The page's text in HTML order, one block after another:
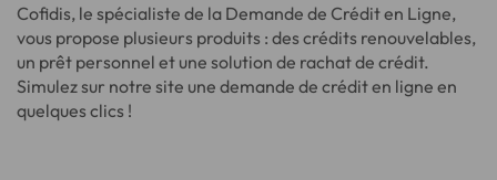
Cofidis, le spécialiste de la Demande de Crédit en Ligne,
vous propose plusieurs produits : des crédits renouvelables,
un prêt personnel et une solution de rachat de crédit.
Simulez sur notre site une demande de crédit en ligne en
quelques clics !